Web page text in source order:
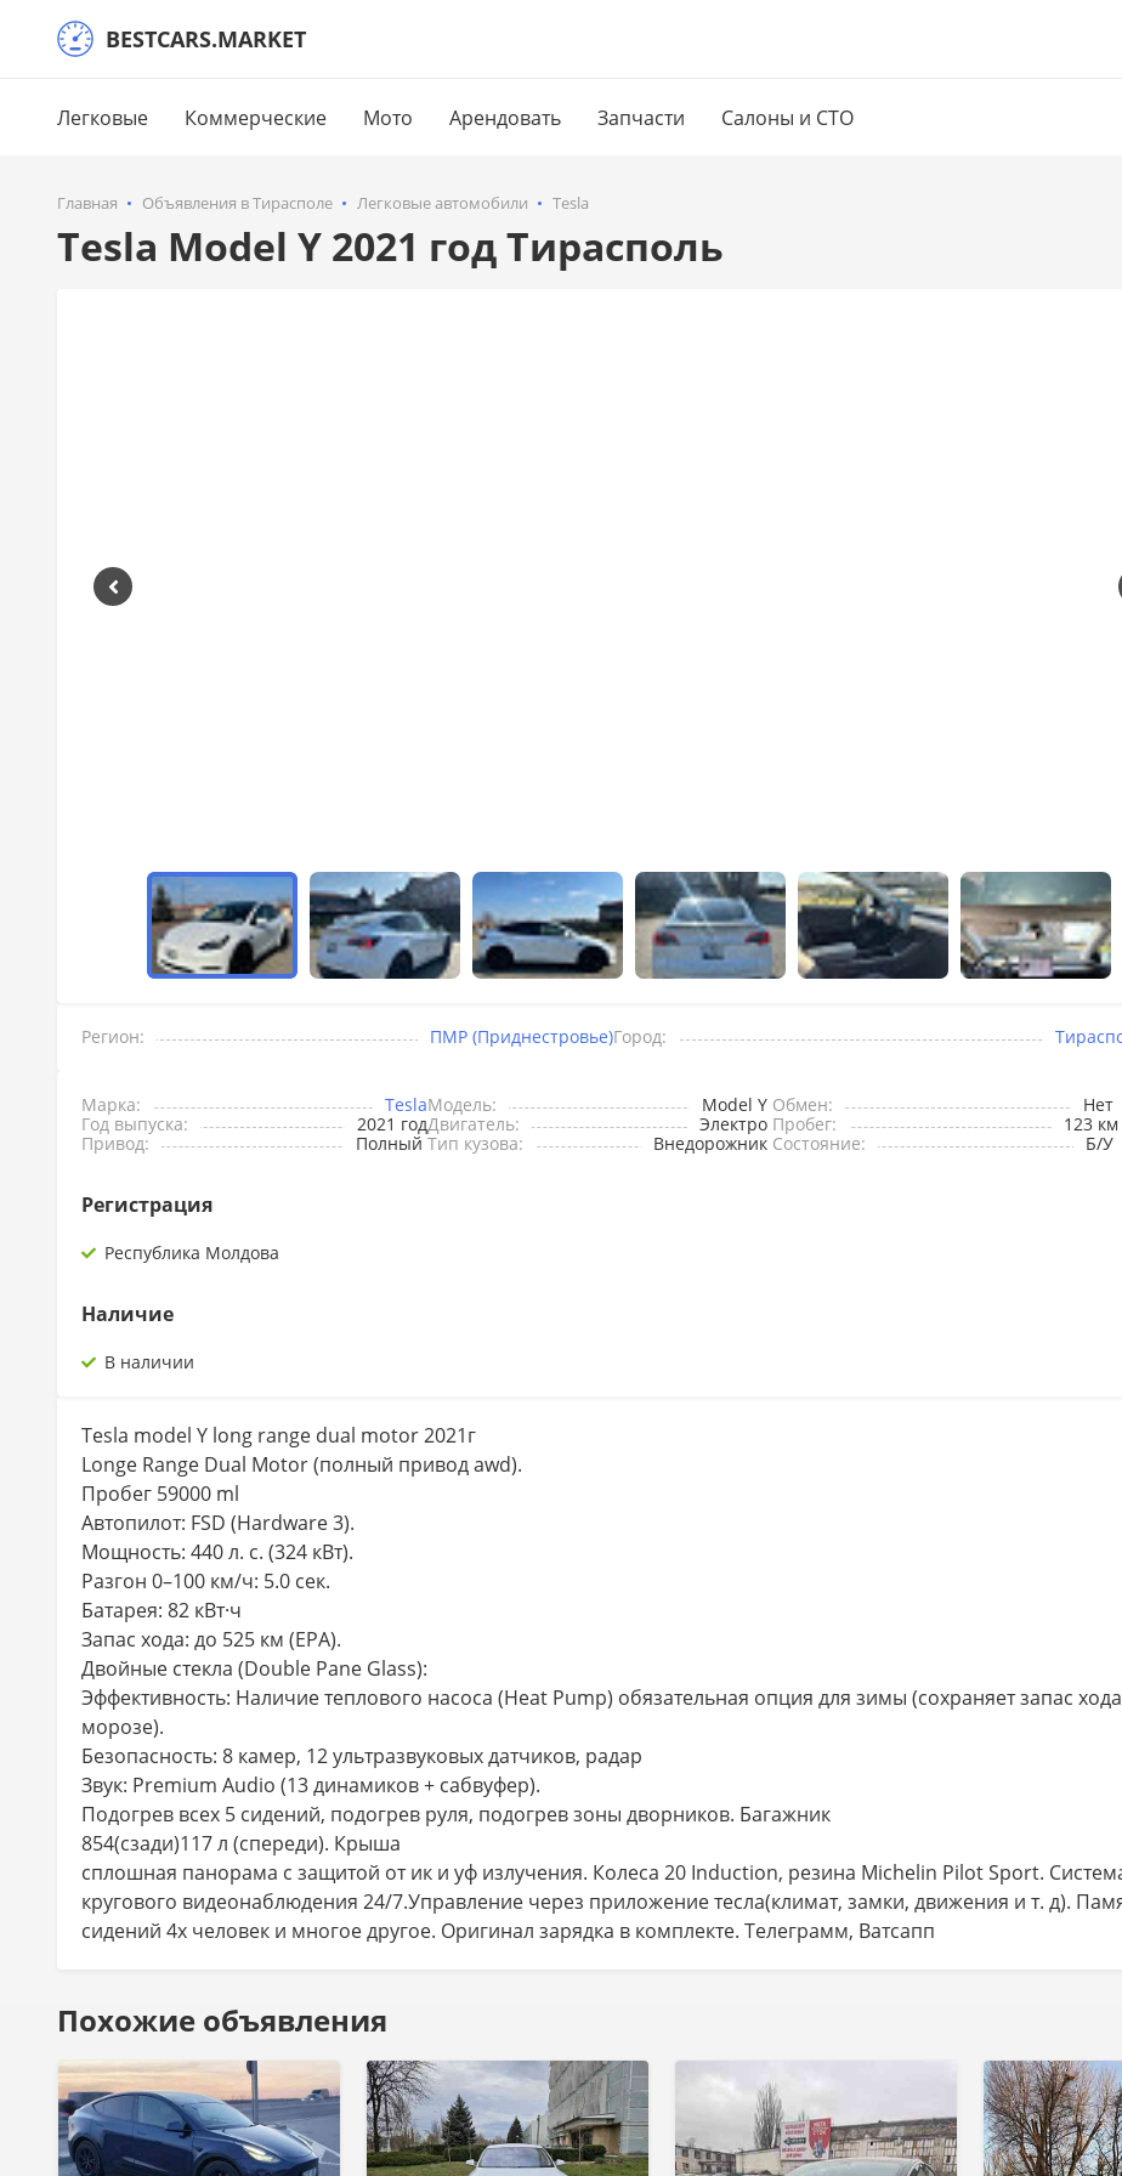
BESTCARS.MARKET
Легковые Коммерческие Мото Арендовать Запчасти Салоны и СТО
Главная Объявления в Тирасполе Легковые автомобили Tesla
Tesla Model Y 2021 год Тирасполь
Регион: ПМР (Приднестровье)Город:
Марка: TeslaМодель: Model Y Обмен:
Нет
Год выпуска:
2021 годДвигатель: Электро Пробег:
123 км
Привод:
Полный Тип кузова: Внедорожник Состояние: Б/У
Регистрация
Республика Молдова
Наличие
В наличии
Tesla model Y long range dual motor 2021г
Longe Range Dual Motor (полный привод awd).
Пробег 59000 ml
Автопилот: FSD (Hardware 3).
Мощность: 440 л. с. (324 кВт).
Разгон 0–100 км/ч: 5.0 сек.
Батарея: 82 кВт·ч
Запас хода: до 525 км (EPA).
Двойные стекла (Double Pane Glass):
Эффективность: Наличие теплового насоса (Heat Pump) обязательная опция для зимы (сохраняет запас
морозе).
Безопасность: 8 камер, 12 ультразвуковых датчиков, радар
Звук: Premium Audio (13 динамиков + сабвуфер).
Подогрев всех 5 сидений, подогрев руля, подогрев зоны дворников. Багажник
854(сзади)117 л (спереди). Крыша
сплошная панорама с защитой от ик и уф излучения. Колеса 20 Induction, резина Michelin Pilot Sport.
кругового видеонаблюдения 24/7.Управление через приложение тесла(климат, замки, движения и т. д).
сидений 4х человек и многое другое. Оригинал зарядка в комплекте. Телеграмм, Ватсапп
Похожие объявления